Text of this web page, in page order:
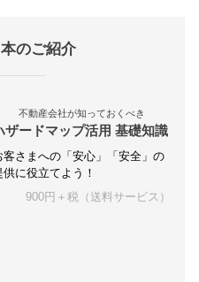
のご紹介
不動産会社が知っておくべき
ザードマップ活用 基礎知識
客さまへの「安心」「安全」の
供に役立てよう！
900円＋税（送料サービス）